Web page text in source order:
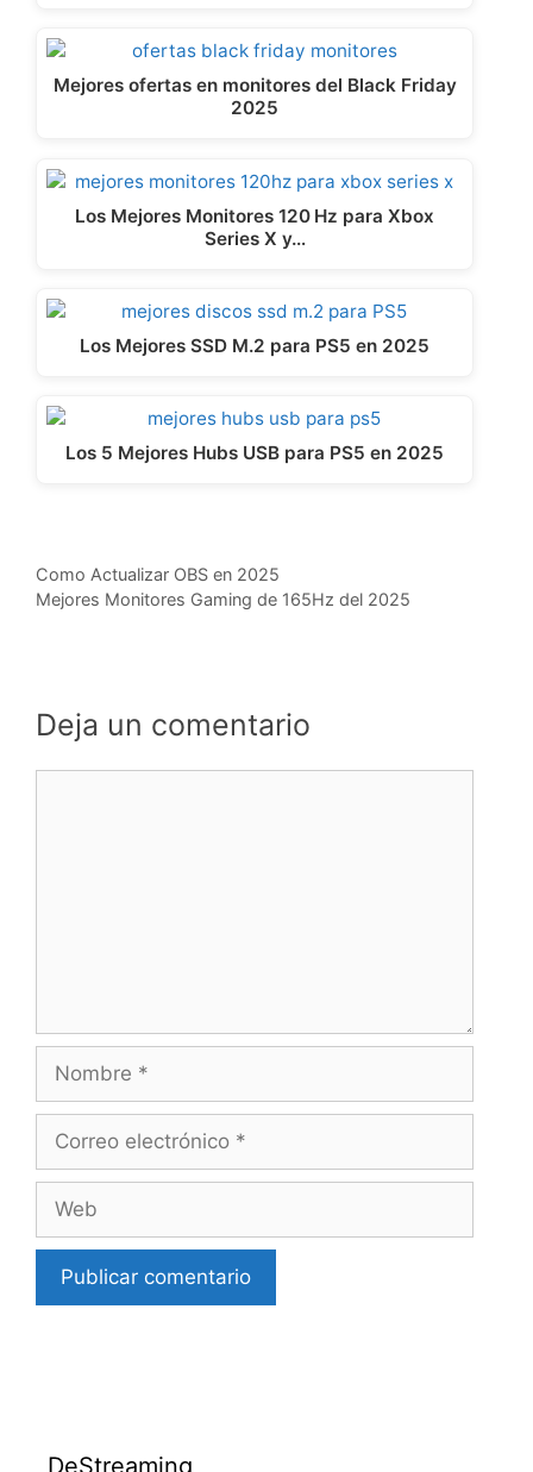
Mejores ofertas en monitores del Black Friday
2025
Los Mejores Monitores 120 Hz para Xbox
Series X y…
Los Mejores SSD M.2 para PS5 en 2025
Los 5 Mejores Hubs USB para PS5 en 2025
Como Actualizar OBS en 2025
Mejores Monitores Gaming de 165Hz del 2025
Deja un comentario
electrónico
DeStreaming